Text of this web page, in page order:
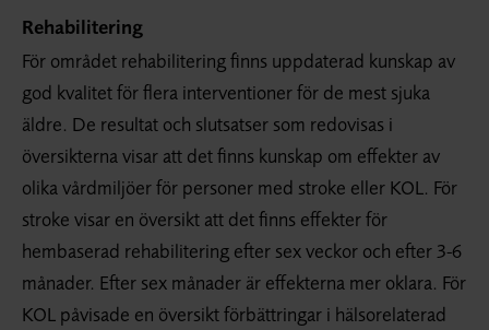
Rehabilitering
För området rehabilitering finns uppdaterad kunskap av
god kvalitet för flera interventioner för de mest sjuka
äldre. De resultat och slutsatser som redovisas i
översikterna visar att det finns kunskap om effekter av
olika vårdmiljöer för personer med stroke eller KOL. För
stroke visar en översikt att det finns effekter för
hembaserad rehabilitering efter sex veckor och efter 3-6
månader. Efter sex månader är effekterna mer oklara. För
KOL påvisade en översikt förbättringar i hälsorelaterad